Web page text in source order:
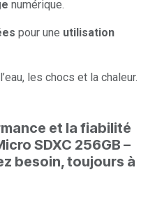
numérique.
pour une utilisation
les chocs et la chaleur.
et la fiabilité
SDXC 256GB –
besoin, toujours à